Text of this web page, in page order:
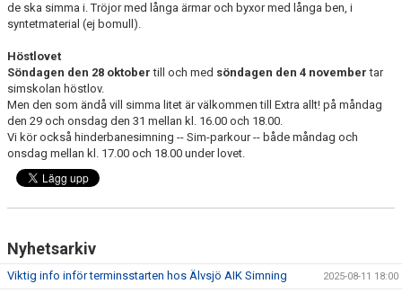
ARKIV
de ska simma i. Tröjor med långa ärmar och byxor med långa ben, i
syntetmaterial (ej bomull).
Höstlovet
Söndagen den 28 oktober till och med söndagen den 4 november tar
simskolan höstlov.
Men den som ändå vill simma litet är välkommen till Extra allt! på måndag
den 29 och onsdag den 31 mellan kl. 16.00 och 18.00.
Vi kör också hinderbanesimning -- Sim-parkour -- både måndag och
onsdag mellan kl. 17.00 och 18.00 under lovet.
Nyhetsarkiv
Viktig info inför terminsstarten hos Älvsjö AIK Simning 2025-08-11 18:00